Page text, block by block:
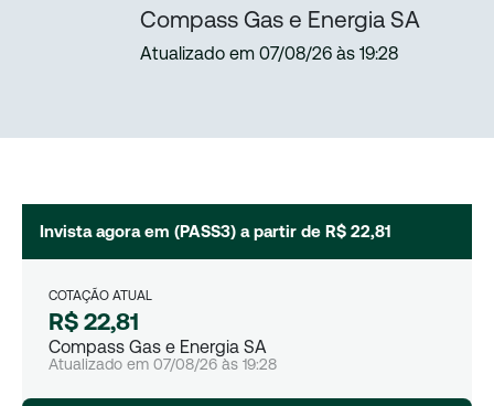
Compass Gas e Energia SA
Atualizado em 07/08/26 às 19:28
Invista agora em (PASS3) a partir de R$ 22,81
COTAÇÃO ATUAL
R$ 22,81
Compass Gas e Energia SA
Atualizado em 07/08/26 às 19:28